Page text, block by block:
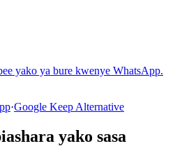
yako ya bure kwenye WhatsApp.
·Google Keep Alternative
yako sasa